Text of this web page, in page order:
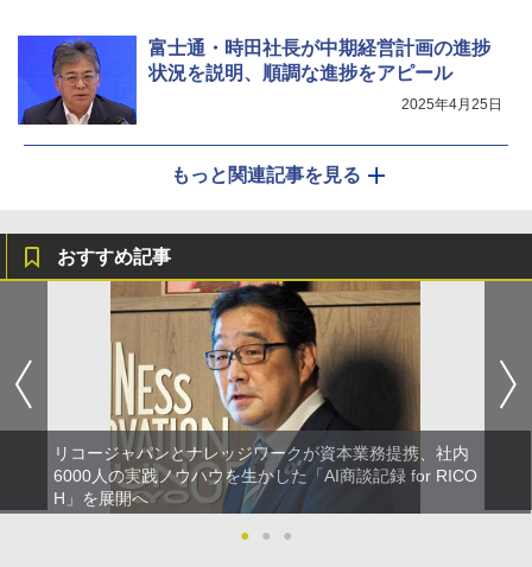
富士通・時田社長が中期経営計画の進捗
状況を説明、順調な進捗をアピール
2025年4月25日
もっと関連記事を見る
おすすめ記事
リコージャパンとナレッジワークが資本業務提携、社内
6000人の実践ノウハウを生かした「AI商談記録 for RICO
H」を展開へ
●
● ●